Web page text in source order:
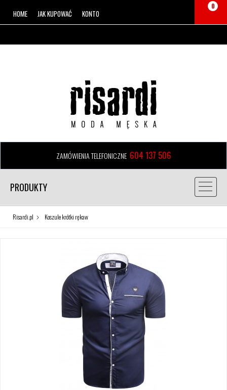
HOME JAK KUPOWAĆ KONTO
0
ZAMÓWIENIA TELEFONICZNE 604 137 506
PRODUKTY
Risardi.pl Koszule krótki rękaw